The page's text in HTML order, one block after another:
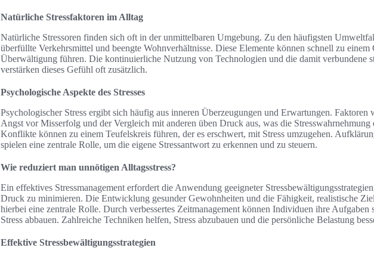
Natürliche Stressfaktoren im Alltag
Natürliche Stressoren finden sich oft in der unmittelbaren Umgebung. Zu den häufigsten
überfüllte Verkehrsmittel und beengte Wohnverhältnisse. Diese Elemente können schnell zu einem
Überwältigung führen. Die kontinuierliche Nutzung von Technologien und die damit verbundene
verstärken dieses Gefühl oft zusätzlich.
Psychologische Aspekte des Stresses
Psychologischer Stress ergibt sich häufig aus inneren Überzeugungen und Erwartungen. Faktoren
Angst vor Misserfolg und der Vergleich mit anderen üben Druck aus, was die Stresswahrnehmung
Konflikte können zu einem Teufelskreis führen, der es erschwert, mit Stress umzugehen.
spielen eine zentrale Rolle, um die eigene Stressantwort zu erkennen und zu steuern.
Wie reduziert man unnötigen Alltagsstress?
Ein effektives Stressmanagement erfordert die Anwendung geeigneter
Druck zu minimieren. Die Entwicklung gesunder Gewohnheiten und die Fähigkeit, realistische
hierbei eine zentrale Rolle. Durch verbessertes Zeitmanagement können Individuen ihre Aufgaben
Stress abbauen. Zahlreiche Techniken helfen, Stress abzubauen und die persönliche Belastung
Effektive Stressbewältigungsstrategien